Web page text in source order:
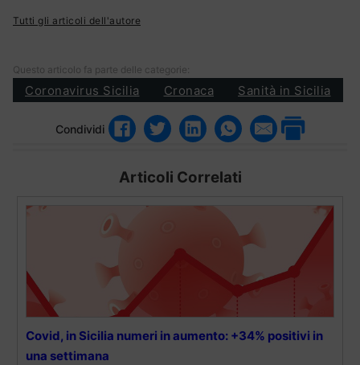
Tutti gli articoli dell'autore
Questo articolo fa parte delle categorie:
Coronavirus Sicilia Cronaca Sanità in Sicilia
Condividi
Articoli Correlati
Covid, in Sicilia numeri in aumento: +34% positivi in
una settimana